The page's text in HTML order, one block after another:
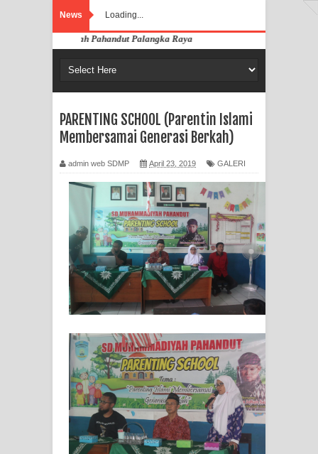
News Loading...
Pahandut Palangka Raya
PARENTING SCHOOL (Parentin Islami
Membersamai Generasi Berkah)
admin web SDMP April 23, 2019 GALERI